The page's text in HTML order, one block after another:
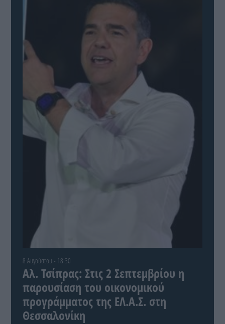
8 Αυγούστου - 18:30
Αλ. Τσίπρας: Στις 2 Σεπτεμβρίου η
παρουσίαση του οικονομικού
προγράμματος της ΕΛ.Α.Σ. στη
Θεσσαλονίκη